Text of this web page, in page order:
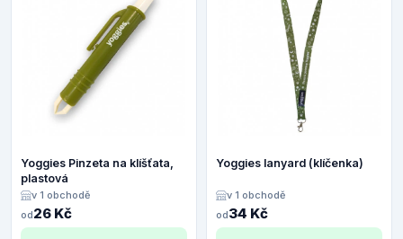
Yoggies Pinzeta na klíšťata,
plastová
v 1 obchodě
od26 Kč
Yoggies lanyard (klíčenka)
v 1 obchodě
od34 Kč